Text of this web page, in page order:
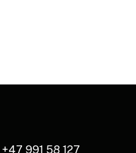
+47 991 58 127